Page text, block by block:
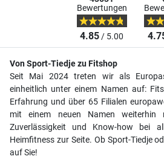
Bewertungen
4.85/ 5.00
Von Sport-Tiedje zu Fitshop
Seit Mai 2024 treten wir als
einheitlich unter einem Namen auf:
Erfahrung und über 65 Filialen
mit einem neuen Namen weiterhin
Zuverlässigkeit und Know-how bei
Heimfitness zur Seite. Ob Sport-Tiedje
auf Sie!